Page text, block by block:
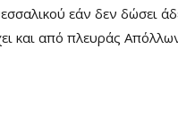
εάν δεν δώσει
και από πλευράς